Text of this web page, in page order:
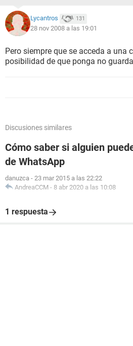
Lycantros 131
28 nov 2008 a las 19:01
Pero siempre que se acceda a una
posibilidad de que ponga no
Discusiones similares
Cómo saber si alguien
de WhatsApp
danuzca - 23 mar 2015 a las 22:22
AndreaCCM - 8 abr 2020 a las 10:08
1 respuesta